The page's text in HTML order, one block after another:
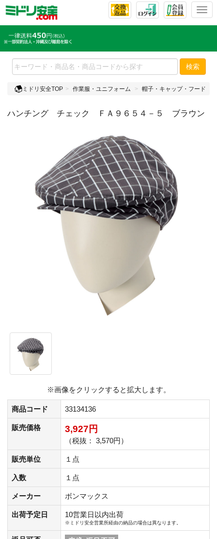
T
l
e
n
v
g
検索
ミドリ安全TOP 作業服・ユニフォーム 帽子・キャップ・フード
ハンチング チェック ＦＡ９６５４－５ ブラウン
※画像をクリックすると拡大します。
商品コード 33134136
販売価格 3,927円
（税抜： 3,570円）
販売単位 １点
入数 １点
メーカー ボンマックス
出荷予定日 10営業日以内出荷
※ミドリ安全営業所経由の納品の場合は異なります。